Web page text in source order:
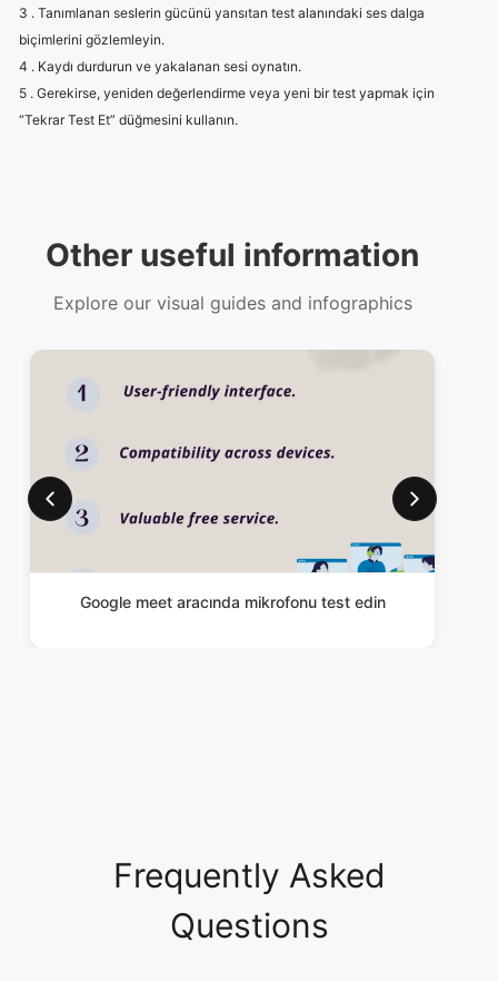
3 . Tanımlanan seslerin gücünü yansıtan test alanındaki ses dalga
biçimlerini gözlemleyin.
4 . Kaydı durdurun ve yakalanan sesi oynatın.
5 . Gerekirse, yeniden değerlendirme veya yeni bir test yapmak için
“Tekrar Test Et” düğmesini kullanın.
Other useful information
Explore our visual guides and infographics
Google meet aracında mikrofonu test edin
Frequently Asked
Questions